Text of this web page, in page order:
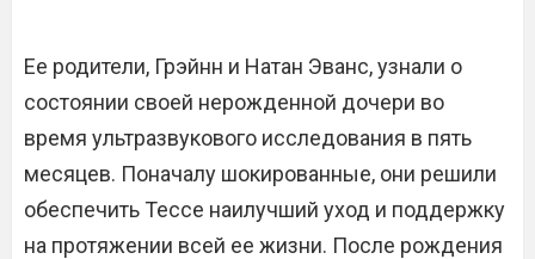
Ее родители, Грэйнн и Натан Эванс, узнали о
состоянии своей нерожденной дочери во
время ультразвукового исследования в пять
месяцев. Поначалу шокированные, они решили
обеспечить Тессе наилучший уход и поддержку
на протяжении всей ее жизни. После рождения